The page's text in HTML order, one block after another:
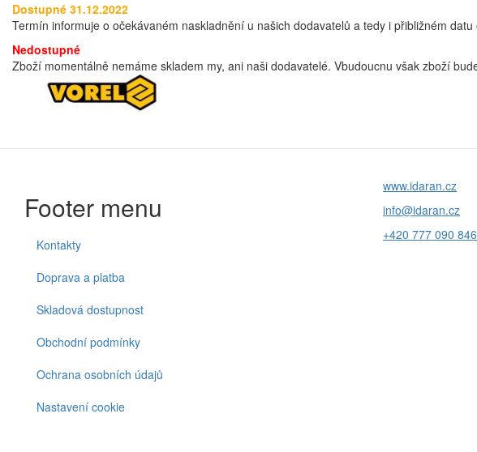
Dostupné 31.12.2022
Termín informuje o očekávaném naskladnění u našich dodavatelů a tedy i přibližném datu
Nedostupné
Zboží momentálně nemáme skladem my, ani naši dodavatelé. Vbudoucnu však zboží
Footer menu
Kontakty
Doprava a platba
Skladová dostupnost
Obchodní podmínky
Ochrana osobních údajů
Nastavení cookie
www.idaran.cz
info@idaran.cz
+420 777 090 846